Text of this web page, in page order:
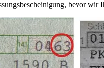
bevor wir